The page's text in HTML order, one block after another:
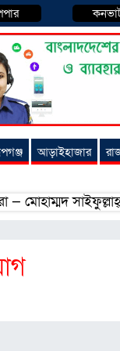
আড়াইহাজার
সাইফুল্লাহ্